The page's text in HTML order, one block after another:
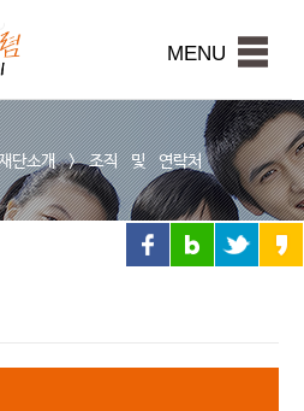
용 바로가기
MENU
단소개>조직 및 연락처